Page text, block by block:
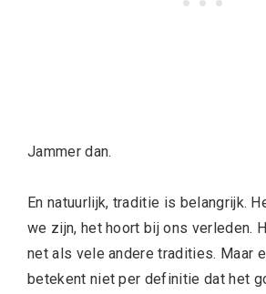
Jammer dan.
En natuurlijk, traditie is belangrijk.
we zijn, het hoort bij ons verleden.
net als vele andere tradities. Maar
betekent niet per definitie dat het